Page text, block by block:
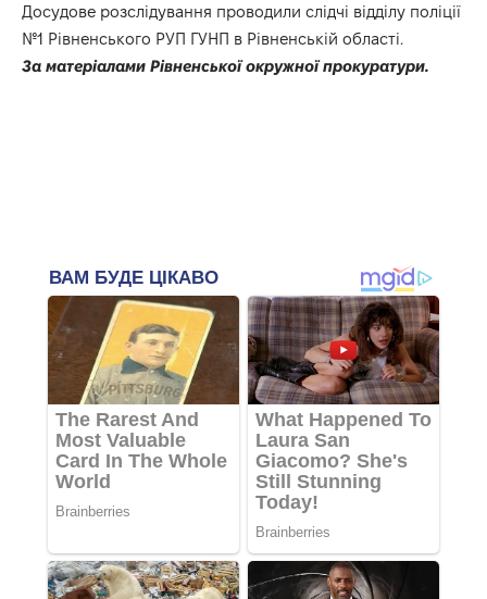
Досудове розслідування проводили слідчі відділу поліції
№1 Рівненського РУП ГУНП в Рівненській області.
За матеріалами Рівненської окружної прокуратури.